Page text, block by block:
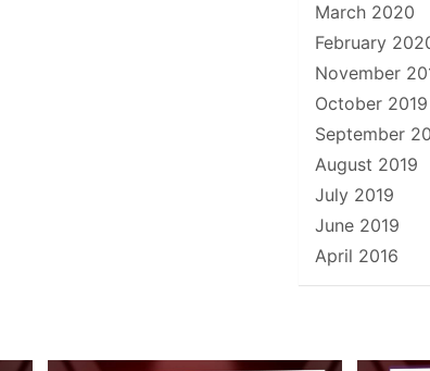
March 2020
February
November
October 2019
September
August 2019
July 2019
June 2019
April 2016